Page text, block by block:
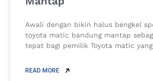
Awali dengan bikin halus bengkel
toyota matic bandung mantap
tepat bagi pemilik Toyota matic
READ MORE